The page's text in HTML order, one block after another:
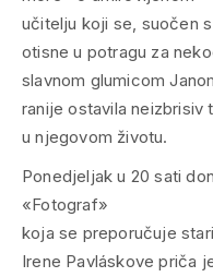
učitelju koji se, suočen
otisne u potragu za
slavnom glumicom
ranije ostavila neizbrisiv
u njegovom životu.
Ponedjeljak u 20 sati
«Fotograf»
koja se preporučuje
Irene Pavláskove priča